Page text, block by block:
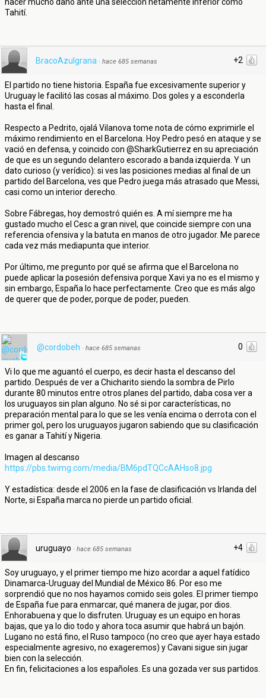
Tahití.
+2
BracoAzulgrana · hace 685 semanas
El partido no tiene historia. España fue excesivamente superior y
Uruguay le facilitó las cosas al máximo. Dos goles y a esconderla
hasta el final.
Respecto a Pedrito, ojalá Vilanova tome nota de cómo exprimirle el
máximo rendimiento en el Barcelona. Hoy Pedro pesó en ataque y se
vació en defensa, y coincido con @SharkGutierrez en su apreciación
de que es un segundo delantero escorado a banda izquierda. Y un
dato curioso (y verídico): si ves las posiciones medias al final de un
partido del Barcelona, ves que Pedro juega más atrasado que Messi,
casi como un interior derecho.
Sobre Fábregas, hoy demostró quién es. A mí siempre me ha
gustado mucho el Cesc a gran nivel, que coincide siempre con una
referencia ofensiva y la batuta en manos de otro jugador. Me parece
cada vez más mediapunta que interior.
Por último, me pregunto por qué se afirma que el Barcelona no
puede aplicar la posesión defensiva porque Xavi ya no es el mismo y
sin embargo, España lo hace perfectamente. Creo que es más algo
de querer que de poder, porque de poder, pueden.
0
@cordobeh · hace 685 semanas
Vi lo que me aguantó el cuerpo, es decir hasta el descanso del
partido. Después de ver a Chicharito siendo la sombra de Pirlo
durante 80 minutos entre otros planes del partido, daba cosa ver a
los uruguayos sin plan alguno. No sé si por características, no
preparación mental para lo que se les venía encima o derrota con el
primer gol, pero los uruguayos jugaron sabiendo que su clasificación
es ganar a Tahití y Nigeria.
Imagen al descanso
https://pbs.twimg.com/media/BM6pdTQCcAAHso8.jpg
Y estadística: desde el 2006 en la fase de clasificación vs Irlanda del
Norte, si España marca no pierde un partido oficial.
+4
uruguayo · hace 685 semanas
Soy uruguayo, y el primer tiempo me hizo acordar a aquel fatídico
Dinamarca-Uruguay del Mundial de México 86. Por eso me
sorprendió que no nos hayamos comido seis goles. El primer tiempo
de España fue para enmarcar, qué manera de jugar, por dios.
Enhorabuena y que lo disfruten. Uruguay es un equipo en horas
bajas, que ya lo dio todo y ahora toca asumir que habrá un bajón.
Lugano no está fino, el Ruso tampoco (no creo que ayer haya estado
especialmente agresivo, no exageremos) y Cavani sigue sin jugar
bien con la selección.
En fin, felicitaciones a los españoles. Es una gozada ver sus partidos.